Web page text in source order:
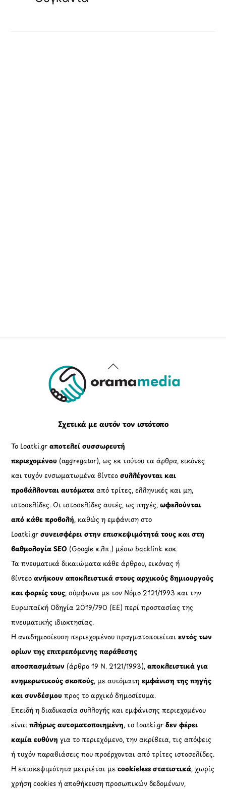
Back
To
Σχετικά με αυτόν τον ιστότοπο
Το Loatki.grαποτελεί συσσωρευτή
περιεχομένου (aggregator), ως εκ τούτου τα άρθρα, εικόνες
και τυχόν ενσωματωμένα βίντεοσυλλέγονται και
προβάλλονται αυτόματααπό τρίτες, ελληνικές και μη,
ιστοσελίδες. Οι ιστοσελίδες αυτές, ως πηγές,ωφελούνται
από κάθε προβολή, καθώς η εμφάνιση στο
Loatki.gr συνεισφέρει στην επισκεψιμότητά τους και στη
βαθμολογία SEO (Google κ.λπ.) μέσω backlink κοκ.
Τα πνευματικά δικαιώματα κάθε άρθρου, εικόνας ή
βίντεοανήκουν αποκλειστικά στους αρχικούς δημιουργούς
και φορείς τους, σύμφωνα με τον Νόμο 2121/1993 και την
Ευρωπαϊκή Οδηγία 2019/790 (ΕΕ) περί προστασίας της
πνευματικής ιδιοκτησίας.
Η αναδημοσίευση περιεχομένου πραγματοποιείταιεντός των
ορίων της επιτρεπόμενης παράθεσης
αποσπασμάτων (άρθρο 19 Ν. 2121/1993), αποκλειστικά για
ενημερωτικούς σκοπούς, με αυτόματηεμφάνιση της πηγής
και συνδέσμου προς το αρχικό δημοσίευμα.
Επειδή η διαδικασία συλλογής και εμφάνισης περιεχομένου
είναιπλήρως αυτοματοποιημένη, το Loatki.grδεν φέρει
καμία ευθύνη για το περιεχόμενο, την ακρίβεια, τις απόψεις
ή τυχόν παραβιάσεις που προέρχονται από τρίτες ιστοσελίδες.
Η επισκεψιμότητα μετριέται μεcookieless στατιστικά, χωρίς
χρήση cookies ή αποθήκευση προσωπικών δεδομένων,